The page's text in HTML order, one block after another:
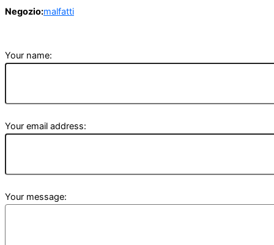
Negozio:malfatti
Your name:
Your email address:
Your message: